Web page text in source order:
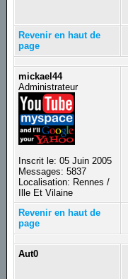
Revenir en haut de
page
mickael44
Administrateur
Inscrit le: 05 Juin 2005
Messages: 5837
Localisation: Rennes /
Ille Et Vilaine
Revenir en haut de
page
Aut0